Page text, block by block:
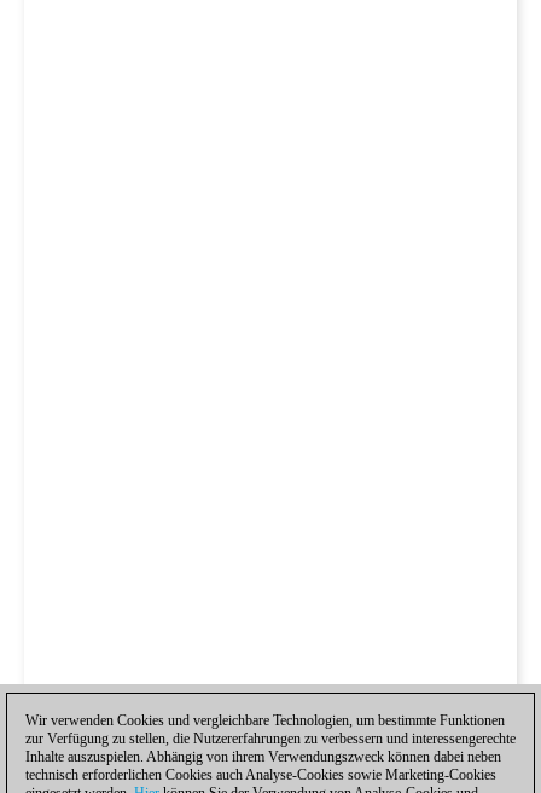
Wir verwenden Cookies und vergleichbare Technologien, um bestimmte Funktionen
zur Verfügung zu stellen, die Nutzererfahrungen zu verbessern und interessengerechte
Inhalte auszuspielen. Abhängig von ihrem Verwendungszweck können dabei neben
technisch erforderlichen Cookies auch Analyse-Cookies sowie Marketing-Cookies